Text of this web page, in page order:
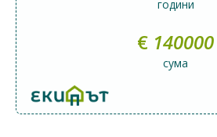
години
€ 140000
сума